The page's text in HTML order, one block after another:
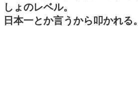
しょのレベル。
日本一とか言うから叩かれる。